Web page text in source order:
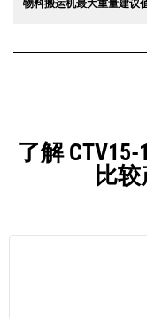
物料搬运机最大重量建议
了解
比较